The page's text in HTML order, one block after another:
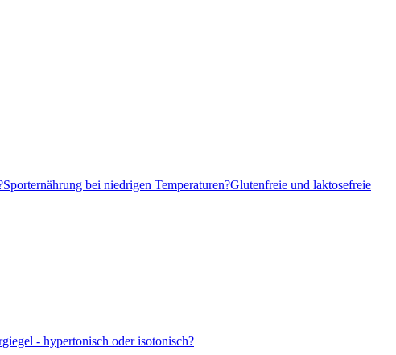
Sporternährung bei niedrigen Temperaturen?Glutenfreie und laktosefreie
- hypertonisch oder isotonisch?